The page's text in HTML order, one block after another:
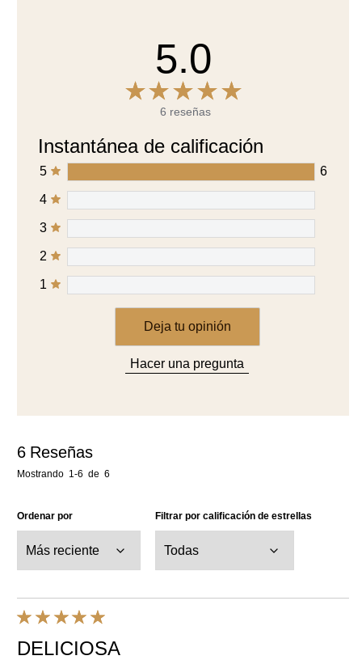
5.0
6 reseñas
Instantánea de calificación
5 6
4
3
2
1
Deja tu opinión
Hacer una pregunta
6 Reseñas
Mostrando 1-6 de 6
Ordenar por Filtrar por calificación de estrellas
DELICIOSA